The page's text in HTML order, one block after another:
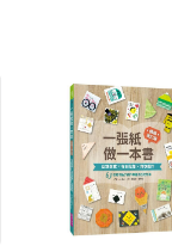
意方可使用
戶狀況，依本公司即
本公司將視審查結果
現惡意使用之情形，
採取法律行動。